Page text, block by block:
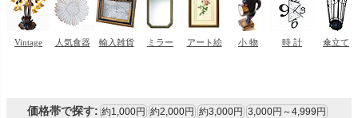
価格帯で探す: 約1,000円 約2,000円 約3,000円 3,000円～4,999円